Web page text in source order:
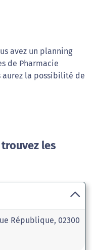
avez un planning
de Pharmacie
aurez la possibilité de
les
République, 02300